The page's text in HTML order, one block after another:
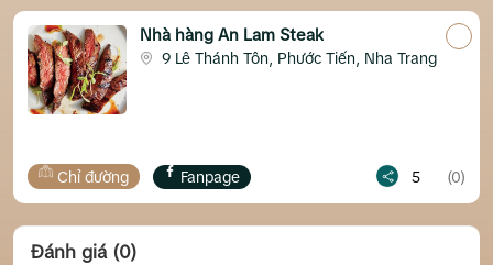
Nhà hàng An Lam Steak
9 Lê Thánh Tôn, Phước Tiến, Nha Trang
Chỉ đường Fanpage 5 (0)
Đánh giá (0)